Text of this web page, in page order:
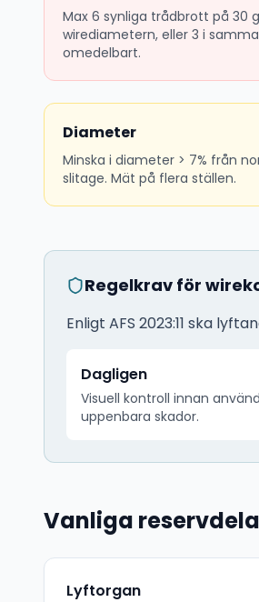
Max 6 synliga trådbrott på 30
wirediametern, eller 3 i
omedelbart.
Diameter
Minska i diameter > 7% från
slitage. Mät på flera ställen.
Regelkrav för
Enligt AFS 2023:11 ska
Dagligen
Visuell kontroll innan
uppenbara skador.
Vanliga
Lyftorgan